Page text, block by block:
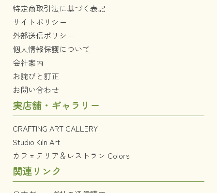
特定商取引法に基づく表記
サイトポリシー
外部送信ポリシー
個人情報保護について
会社案内
お詫びと訂正
お問い合わせ
実店舗・ギャラリー
CRAFTING ART GALLERY
Studio Kiln Art
カフェテリア＆レストラン Colors
関連リンク